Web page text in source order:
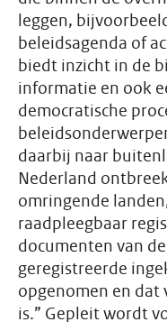
leggen,
beleidsagenda of
biedt inzicht in de
informatie en ook
democratische
daarbij naar
Nederland
omringende
raadpleegbaar
documenten van
geregistreerde
opgenomen en dat
is.” Gepleit wordt